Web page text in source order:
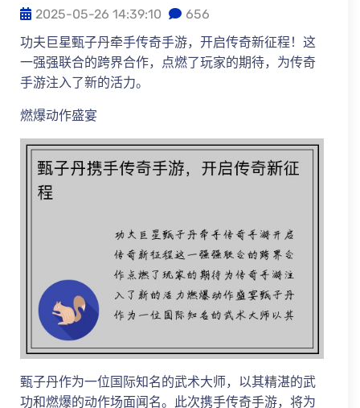
2025-05-26 14:39:10
656
功夫巨星甄子丹牵手传奇手游，开启传奇新征程！这
一强强联合的跨界合作，点燃了玩家的期待，为传奇
手游注入了新的活力。
燃爆动作盛宴
甄子丹作为一位国际知名的武术大师，以其精湛的武
功和燃爆的动作场面闻名。此次携手传奇手游，将为